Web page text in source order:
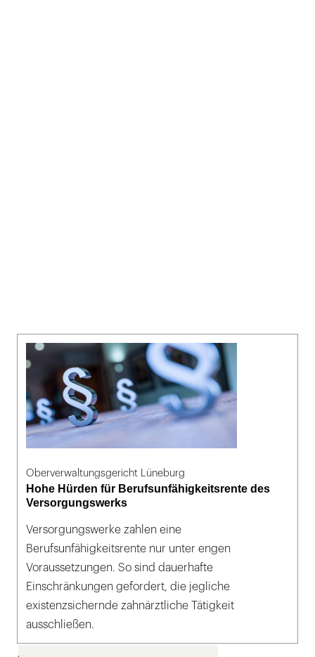
Oberverwaltungsgericht Lüneburg
Hohe Hürden für Berufsunfähigkeitsrente des
Versorgungswerks
Versorgungswerke zahlen eine
Berufsunfähigkeitsrente nur unter engen
Voraussetzungen. So sind dauerhafte
Einschränkungen gefordert, die jegliche
existenzsichernde zahnärztliche Tätigkeit
ausschließen.